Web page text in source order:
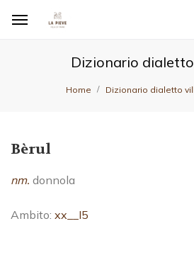
Dizionario
Home Dizionario dialetto
Bèrul
nm. donnola
Ambito: xx__I5